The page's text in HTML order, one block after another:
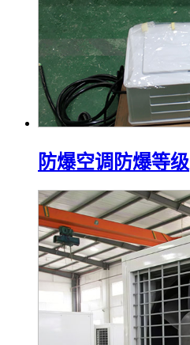
防爆空调防爆等级